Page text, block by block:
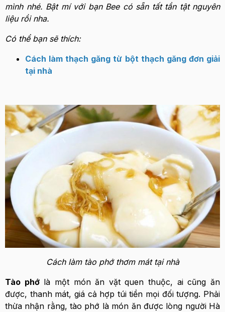
mình nhé. Bật mí với bạn Bee có sẵn tất tần tật nguyên
liệu rồi nha.
Có thể bạn sẽ thích:
Cách làm thạch găng từ bột thạch găng đơn giải
tại nhà
Cách làm tào phớ thơm mát tại nhà
Tào phớlà một món ăn vặt quen thuộc, ai cũng ăn
được, thanh mát, giá cả hợp túi tiền mọi đối tượng. Phải
thừa nhận rằng, tào phớ là món ăn được lòng người Hà